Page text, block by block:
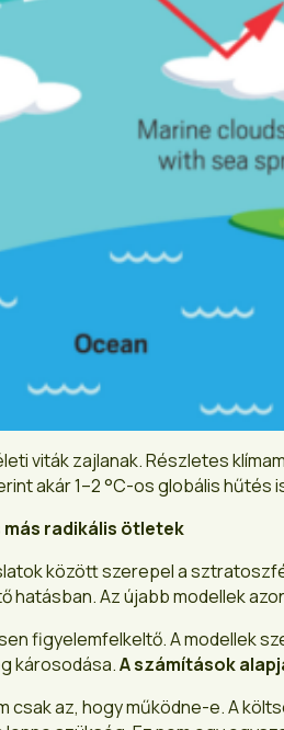
viták zajlanak. Részletes
akár 1–2 °C-os globális
radikális ötletek
között szerepel a
hatásban. Az újabb modellek
figyelemfelkeltő. A modellek
károsodása.A számítások
csak az, hogy működne-e. A